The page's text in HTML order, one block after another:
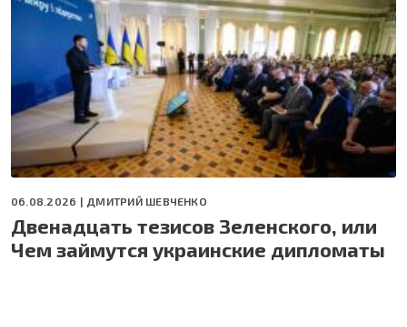
06.08.2026 | ДМИТРИЙ ШЕВЧЕНКО
Двенадцать тезисов Зеленского, или
Чем займутся украинские дипломаты